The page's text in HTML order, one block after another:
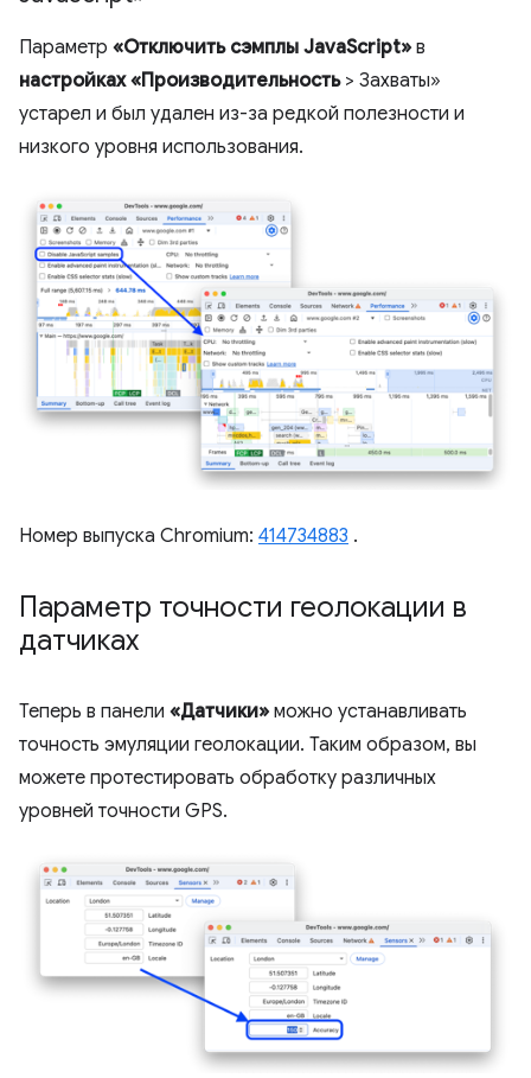
Параметр «Отключить сэмплы JavaScript» в
настройках «Производительность> Захваты»
устарел и был удален из-за редкой полезности и
низкого уровня использования.
Номер выпуска Chromium: 414734883 .
Параметр точности геолокации в
датчиках
Теперь в панели «Датчики» можно устанавливать
точность эмуляции геолокации. Таким образом, вы
можете протестировать обработку различных
уровней точности GPS.